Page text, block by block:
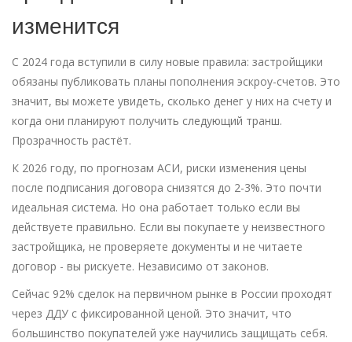
изменится
С 2024 года вступили в силу новые правила: застройщики
обязаны публиковать планы пополнения эскроу-счетов. Это
значит, вы можете увидеть, сколько денег у них на счету и
когда они планируют получить следующий транш.
Прозрачность растёт.
К 2026 году, по прогнозам АСИ, риски изменения цены
после подписания договора снизятся до 2-3%. Это почти
идеальная система. Но она работает только если вы
действуете правильно. Если вы покупаете у неизвестного
застройщика, не проверяете документы и не читаете
договор - вы рискуете. Независимо от законов.
Сейчас 92% сделок на первичном рынке в России проходят
через ДДУ с фиксированной ценой. Это значит, что
большинство покупателей уже научились защищать себя.